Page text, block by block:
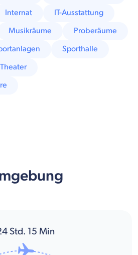
Internat
IT-Ausstattung
Musikräume
Proberäume
Sporthalle
Theater
Std. 15 Min